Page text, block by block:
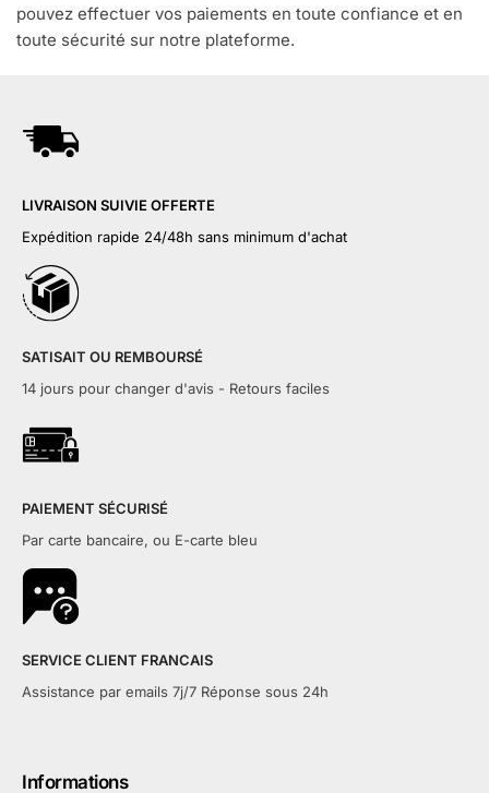
pouvez effectuer vos paiements en toute confiance et en
toute sécurité sur notre plateforme.
LIVRAISON SUIVIE OFFERTE
Expédition rapide 24/48h sans minimum d'achat
SATISAIT OU REMBOURSÉ
14 jours pour changer d'avis - Retours faciles
PAIEMENT SÉCURISÉ
Par carte bancaire, ou E-carte bleu
SERVICE CLIENT FRANCAIS
Assistance par emails 7j/7 Réponse sous 24h
Informations